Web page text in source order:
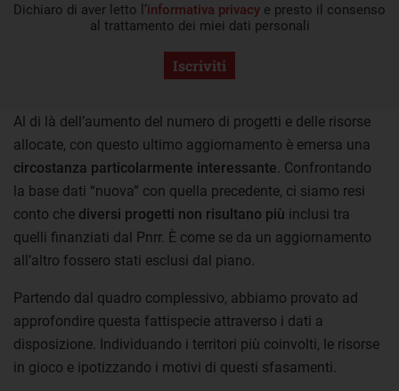
Dichiaro di aver letto l’informativa privacy e presto il consenso
al trattamento dei miei dati personali
Iscriviti
Al di là dell’aumento del numero di progetti e delle risorse
allocate, con questo ultimo aggiornamento è emersa una
circostanza particolarmente interessante . Confrontando
la base dati “nuova” con quella precedente, ci siamo resi
conto che diversi progetti non risultano più inclusi tra
quelli finanziati dal Pnrr. È come se da un aggiornamento
all’altro fossero stati esclusi dal piano.
Partendo dal quadro complessivo, abbiamo provato ad
approfondire questa fattispecie attraverso i dati a
disposizione. Individuando i territori più coinvolti, le risorse
in gioco e ipotizzando i motivi di questi sfasamenti.